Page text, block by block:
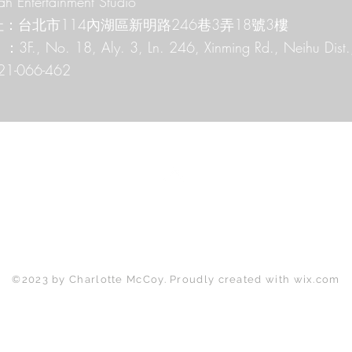
：台北市114內湖區新明路246巷3弄18號3樓
3F., No. 18, Aly. 3, Ln. 246, Xinming Rd., Neihu
066-462
©2023 by Charlotte McCoy. Proudly created with wix.com